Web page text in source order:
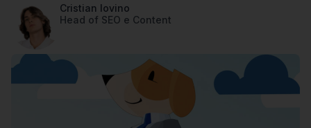
Cristian Iovino
Head of SEO e Content